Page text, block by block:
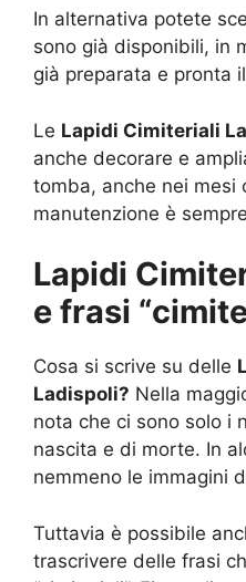
In alternativa potete
sono già disponibili, in
già preparata e pronta
Le Lapidi Cimiteriali
anche decorare e
tomba, anche nei mesi
manutenzione è
Lapidi
e frasi
Cosa si scrive su delle
Ladispoli? Nella
nota che ci sono solo i
nascita e di morte. In
nemmeno le immagini
Tuttavia è possibile
trascrivere delle frasi